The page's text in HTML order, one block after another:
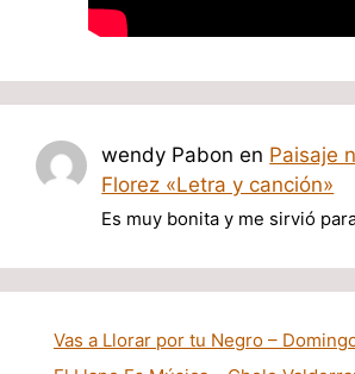
wendy Pabon en Paisaje
Florez «Letra y canción»
Es muy bonita y me sirvió
Vas a Llorar por tu Negro –